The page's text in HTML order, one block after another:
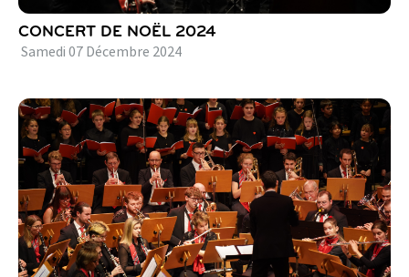
CONCERT DE NOËL 2024
Samedi 07 Décembre 2024